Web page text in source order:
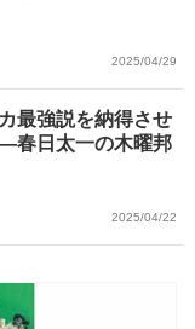
2025/04/29
最強説を納得させ
春日太一の木曜邦
2025/04/22